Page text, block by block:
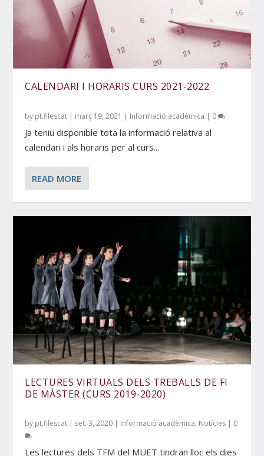
CALENDARI I HORARIS CURS 2021-2022
by pt.filescat | març 19, 2021 | Informació acadèmica | 0
Ja teniu disponible tota la informació relativa al
calendari i als horaris per al curs...
READ MORE
LECTURES VIRTUALS DELS TREBALLS DE FI
DE MÀSTER (CURS 2019-2020)
by pt.filescat | set. 3, 2020 | Informació acadèmica, Notícies | 0
Les lectures dels TFM del MUET tindran lloc els dies